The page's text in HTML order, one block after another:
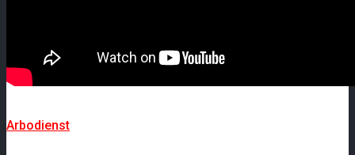
Arbodienst